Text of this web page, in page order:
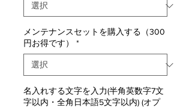
メンテナンスセットを購入する（300
円お得です）
*
名入れする文字を入力(半角英数字7文
字以内・全角日本語5文字以内) (オプ